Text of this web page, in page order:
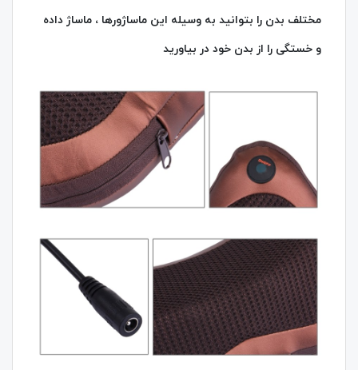
مختلف بدن را بتوانید به وسیله این ماساژورها ، ماساژ داده
و خستگی را از بدن خود در بیاورید